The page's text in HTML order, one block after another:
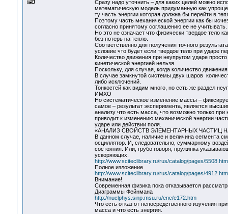
Сразу надо уточнить – для каких целей можно
математическую модель придуманную как
ту часть энергии которая должна бы перейти в
Поэтому часть механической энергии как бы
согласно принятому соглашению ее не учитывать.
Но это не означает что физически твердое тело
без потерь на тепло.
Соответственно для получения точного
условие что будет если твердое тело при ударе
Количество движения при неупругом ударе
кинетической энергией нельзя.
Поскольку, для случая, когда количество
В случае замкнутой системы двух шаров
либо исключений.
Тонкостей как видим много, но есть же раздел
ИМХО
Но систематическое изменение массы –
самое – результат эксперимента, является
анализу что есть масса, что возможно только
приводит к изменению механической энергии
ударе или действии поля.
«АНАЛИЗ СВОЙСТВ ЭЛЕМЕНТАРНЫХ
В данном случае, наличие и величина сегмента
осциллятор. И, следовательно, суммарному
состояния. Или, грубо говоря, пружинка
ускоряющих.
http://www.sciteclibrary.ru/rus/catalog/pages/
Полное изложение
http://www.sciteclibrary.ru/rus/catalog/pages/
Внимание!
Современная физика пока отказывается
Диаграммы Фейнмана
http://nuclphys.sinp.msu.ru/enc/e172.htm
Что есть отказ от непосредственного изучения
масса и что есть энергия.